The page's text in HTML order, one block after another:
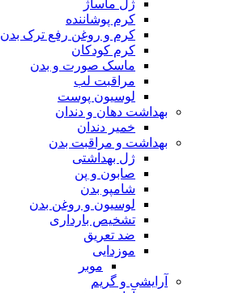
ژل ماساژ
کرم پوشاننده
کرم و روغن رفع ترک بدن
کرم کودکان
ماسک صورت و بدن
مراقبت لب
لوسیون پوست
بهداشت دهان و دندان
خمیر دندان
بهداشت و مراقبت بدن
ژل بهداشتی
صابون و پن
شامپو بدن
لوسیون و روغن بدن
تشخیص بارداری
ضد تعریق
موزدایی
موبر
آرایشی و گریم